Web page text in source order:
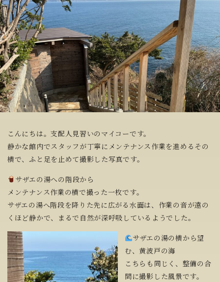
こんにちは。支配人見習いのマイコーです。
静かな館内でスタッフが丁寧にメンテナンス作業を進めるその
横で、ふと足を止めて撮影した写真です。
サザエの湯への階段から
メンテナンス作業の横で撮った一枚です。
サザエの湯へ階段を降りた先に広がる水面は、作業の音が遠の
くほど静かで、まるで自然が深呼吸しているようでした。
サザエの湯の横から望
む、黄波戸の海
こちらも同じく、整備の合
間に撮影した風景です。